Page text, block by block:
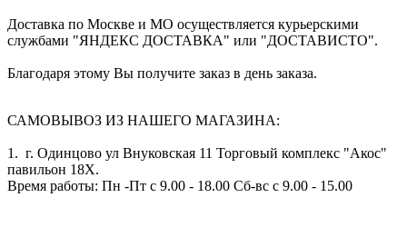
Доставка по Москве и МО осуществляется курьерскими
службами "ЯНДЕКС ДОСТАВКА" или "ДОСТАВИСТО".
Благодаря этому Вы получите заказ в день заказа.
САМОВЫВОЗ ИЗ НАШЕГО МАГАЗИНА:
1. г. Одинцово ул Внуковская 11 Торговый комплекс "Акос"
павильон 18Х.
Время работы: Пн -Пт с 9.00 - 18.00 Сб-вс с 9.00 - 15.00